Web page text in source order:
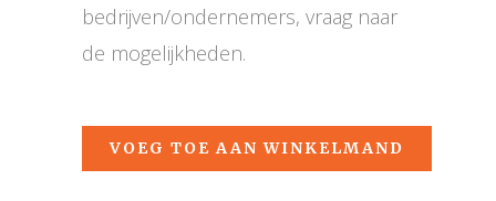
bedrijven/ondernemers, vraag naar
de mogelijkheden.
VOEG TOE AAN WINKELMAND